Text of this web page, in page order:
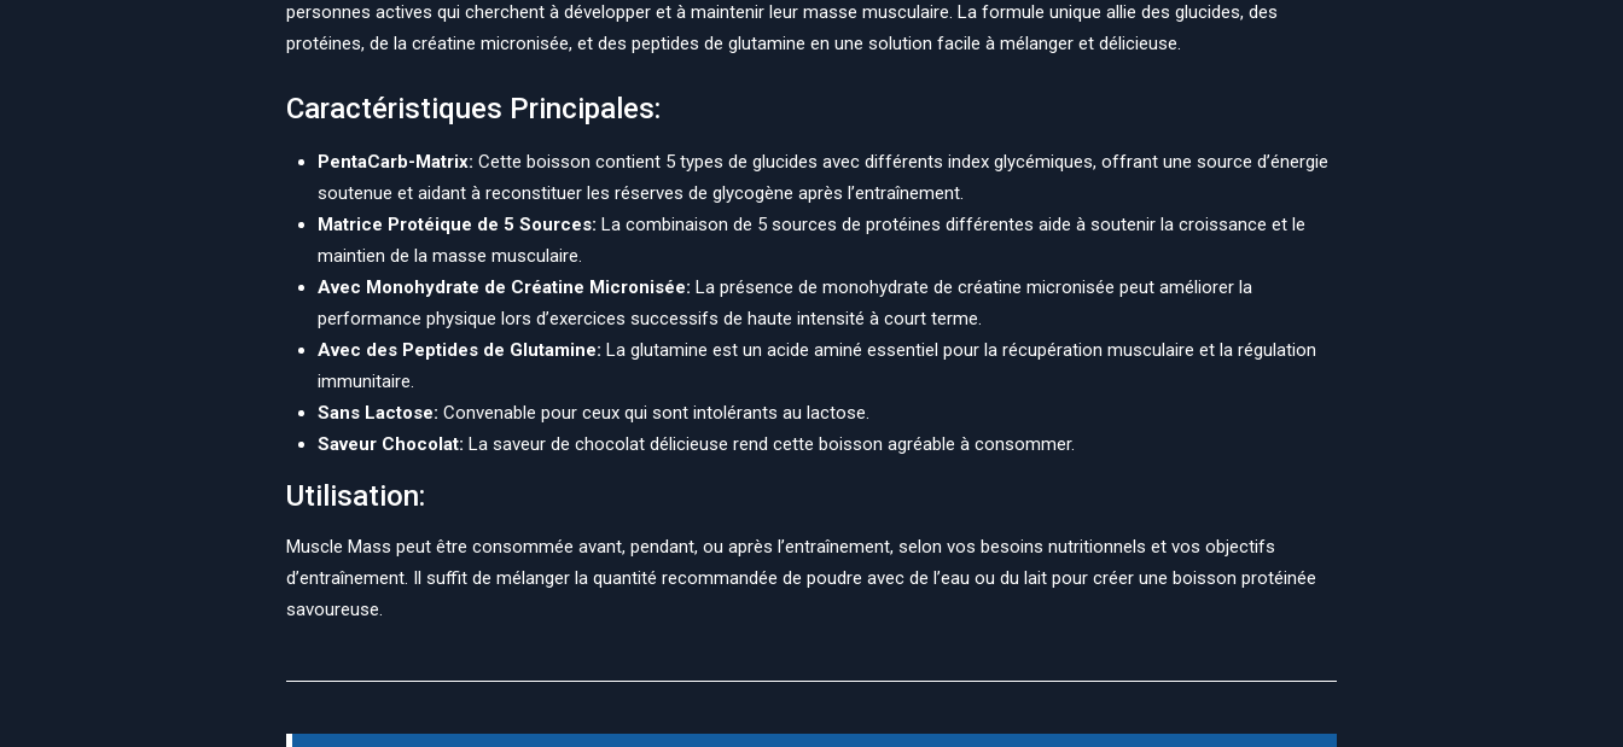
personnes actives qui cherchent à développer et à maintenir leur masse musculaire. La formule unique allie des glucides, des
protéines, de la créatine micronisée, et des peptides de glutamine en une solution facile à mélanger et délicieuse.
Caractéristiques Principales:
PentaCarb-Matrix: Cette boisson contient 5 types de glucides avec différents index glycémiques, offrant une source d’énergie
soutenue et aidant à reconstituer les réserves de glycogène après l’entraînement.
Matrice Protéique de 5 Sources: La combinaison de 5 sources de protéines différentes aide à soutenir la croissance et le
maintien de la masse musculaire.
Avec Monohydrate de Créatine Micronisée: La présence de monohydrate de créatine micronisée peut améliorer la
performance physique lors d’exercices successifs de haute intensité à court terme.
Avec des Peptides de Glutamine: La glutamine est un acide aminé essentiel pour la récupération musculaire et la régulation
immunitaire.
Sans Lactose: Convenable pour ceux qui sont intolérants au lactose.
Saveur Chocolat: La saveur de chocolat délicieuse rend cette boisson agréable à consommer.
Utilisation:
Muscle Mass peut être consommée avant, pendant, ou après l’entraînement, selon vos besoins nutritionnels et vos objectifs
d’entraînement. Il suffit de mélanger la quantité recommandée de poudre avec de l’eau ou du lait pour créer une boisson protéinée
savoureuse.